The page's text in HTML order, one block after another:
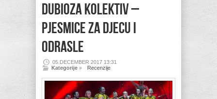
DUBIOZA KOLEKTIV –
Pjesmice za djecu i
odrasle
05.DECEMBER 2017 13:31
Kategorije » Recenzije